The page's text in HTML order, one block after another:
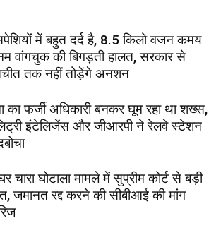
में बहुत दर्द है, 8.5 किलो वजन कमय
वांगचुक की बिगड़ती हालत, सरकार से
तक नहीं तोड़ेंगे अनशन
का फर्जी अधिकारी बनकर घूम रहा था शख्स,
इंटेलिजेंस और जीआरपी ने रेलवे स्टेशन
चारा घोटाला मामले में सुप्रीम कोर्ट से बड़ी
जमानत रद्द करने की सीबीआई की मांग